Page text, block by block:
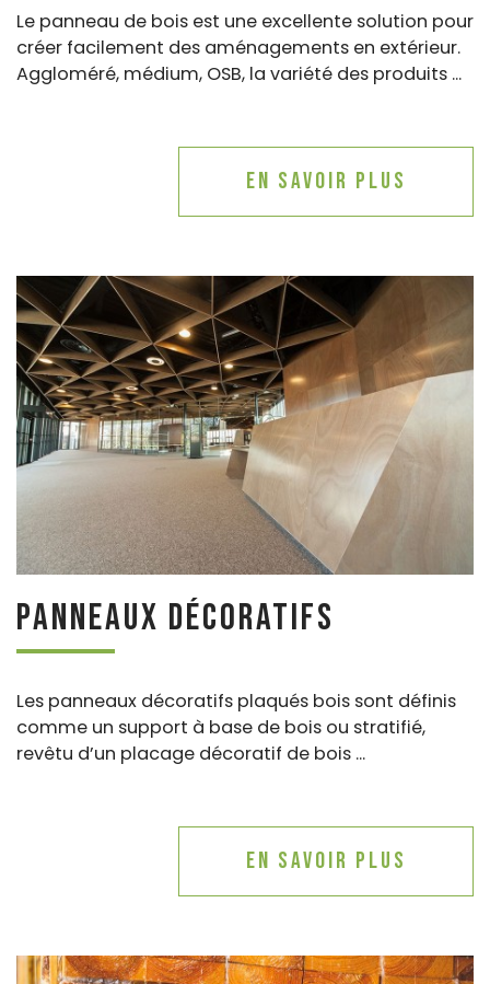
Le panneau de bois est une excellente solution pour
créer facilement des aménagements en extérieur.
Aggloméré, médium, OSB, la variété des produits ...
En savoir plus
Panneaux décoratifs
Les panneaux décoratifs plaqués bois sont définis
comme un support à base de bois ou stratifié,
revêtu d’un placage décoratif de bois ...
En savoir plus